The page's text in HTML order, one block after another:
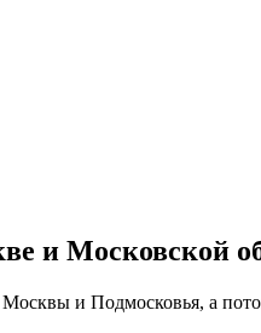
и Московской
и Подмосковья, а